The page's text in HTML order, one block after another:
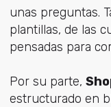
unas preguntas.
plantillas, de las
pensadas para
Por su parte,
estructurado en